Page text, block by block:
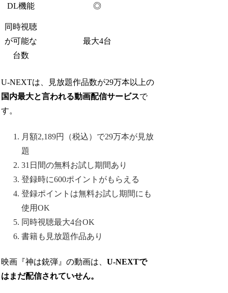
DL機能 ◎
同時視聴
が可能な
台数
最大4台
U-NEXTは、見放題作品数が29万本以上の
国内最大と言われる動画配信サービスで
す。
月額2,189円（税込）で29万本が見放
題
31日間の無料お試し期間あり
登録時に600ポイントがもらえる
登録ポイントは無料お試し期間にも
使用OK
同時視聴最大4台OK
書籍も見放題作品あり
映画『神は銃弾』の動画は、U-NEXTで
はまだ配信されていせん。